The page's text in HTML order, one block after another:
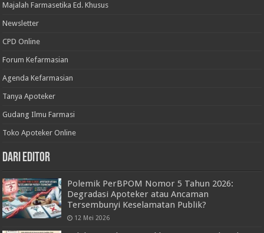
Majalah Farmasetika Ed. Khusus
Newsletter
CPD Online
Forum Kefarmasian
Agenda Kefarmasian
Tanya Apoteker
Gudang Ilmu Farmasi
Toko Apoteker Online
Dari Editor
Polemik PerBPOM Nomor 5 Tahun 2026:
Degradasi Apoteker atau Ancaman
Tersembunyi Keselamatan Publik?
12 Mei 2026